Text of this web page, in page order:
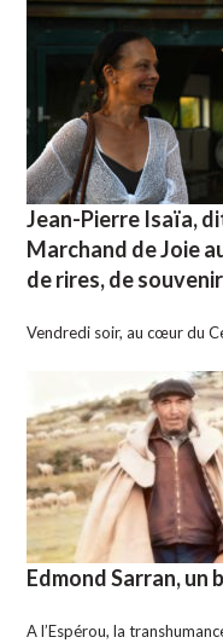
Jean-Pierre Isaïa,
Marchand de Joie
de rires, de
Vendredi soir, au cœur du
Edmond Sarran, un
A l’Espérou, la